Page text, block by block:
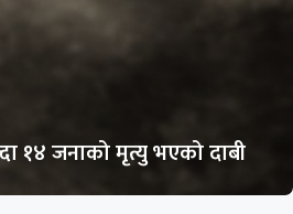
१४ जनाको मृत्यु भएको दाबी